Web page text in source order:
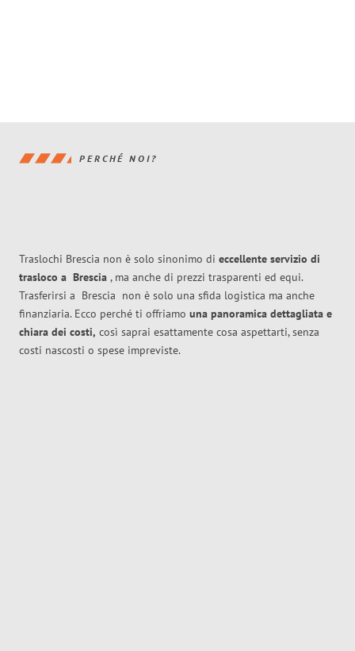
PERCHÉ NOI?
Traslochi Brescia non è solo sinonimo di eccellente servizio di
trasloco a Brescia , ma anche di prezzi trasparenti ed equi.
Trasferirsi a Brescia non è solo una sfida logistica ma anche
finanziaria. Ecco perché ti offriamo una panoramica dettagliata e
chiara dei costi, così saprai esattamente cosa aspettarti, senza
costi nascosti o spese impreviste.